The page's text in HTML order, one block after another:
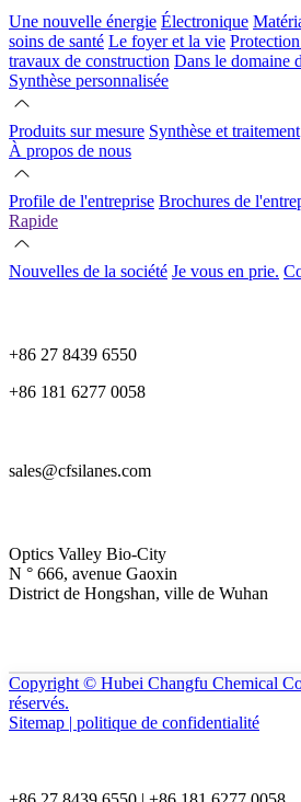
Une nouvelle énergie Électronique
soins de santé Le foyer et la vie
travaux de construction Dans le domaine
Synthèse personnalisée
Produits sur mesure Synthèse et traitement
À propos de nous
Profile de l'entreprise Brochures de
Rapide
Nouvelles de la société Je vous en prie.
+86 27 8439 6550
+86 181 6277 0058
sales@cfsilanes.com
Optics Valley Bio-City
N ° 666, avenue Gaoxin
District de Hongshan, ville de Wuhan
Copyright © Hubei Changfu Chemical
réservés.
Sitemap | politique de confidentialité